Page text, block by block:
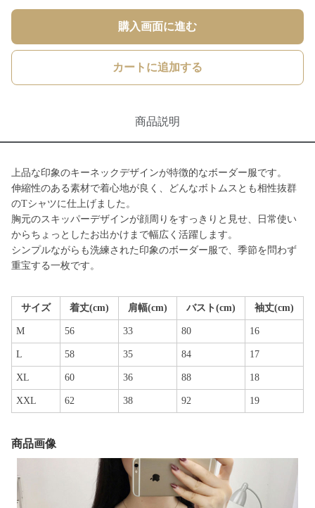
購入画面に進む
カートに追加する
商品説明
上品な印象のキーネックデザインが特徴的なボーダー服です。
伸縮性のある素材で着心地が良く、どんなボトムスとも相性抜群
のTシャツに仕上げました。
胸元のスキッパーデザインが顔周りをすっきりと見せ、日常使い
からちょっとしたお出かけまで幅広く活躍します。
シンプルながらも洗練された印象のボーダー服で、季節を問わず
重宝する一枚です。
サイズ 着丈(cm) 肩幅(cm) バスト(cm) 袖丈(cm)
M 56 33 80 16
L 58 35 84 17
XL 60 36 88 18
XXL 62 38 92 19
商品画像